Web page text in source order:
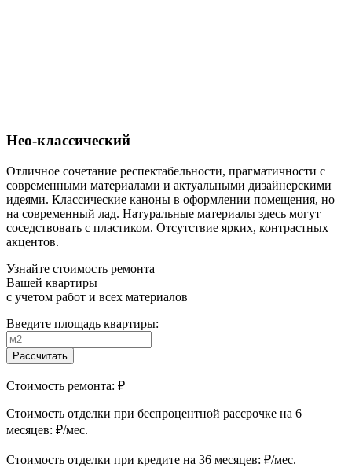
Нео-классический
Отличное сочетание респектабельности, прагматичности с
современными материалами и актуальными дизайнерскими
идеями. Классические каноны в оформлении помещения, но
на современный лад. Натуральные материалы здесь могут
соседствовать с пластиком. Отсутствие ярких, контрастных
акцентов.
Узнайте стоимость ремонта
Вашей квартиры
с учетом работ и всех материалов
Введите площадь квартиры:
Рассчитать
Стоимость ремонта: ₽
Cтоимость отделки при беспроцентной рассрочке на 6
месяцев: ₽/мес.
Cтоимость отделки при кредите на 36 месяцев: ₽/мес.